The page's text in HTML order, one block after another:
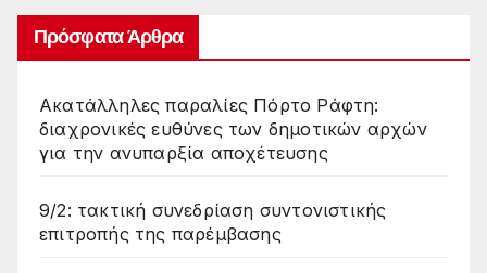
Πρόσφατα Άρθρα
Ακατάλληλες παραλίες Πόρτο Ράφτη:
διαχρονικές ευθύνες των δημοτικών αρχών
για την ανυπαρξία αποχέτευσης
9/2: τακτική συνεδρίαση συντονιστικής
επιτροπής της παρέμβασης